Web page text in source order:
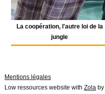
La coopération, l'autre loi de la
jungle
Mentions légales
Low ressources website with Zolaby